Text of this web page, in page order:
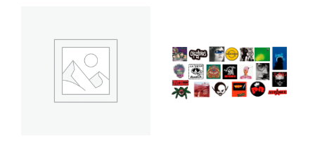
GROWER
cantidad
ROCK
NACIONAL
cantidad